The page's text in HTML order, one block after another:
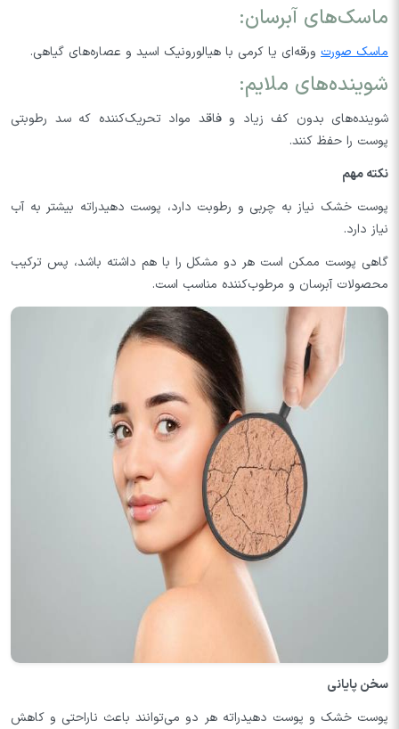
ماسک‌های آبرسان:
ماسک‌ صورت ورقه‌ای یا کرمی با هیالورونیک اسید و عصاره‌های گیاهی.
شوینده‌های ملایم:
شوینده‌های بدون کف زیاد و فاقد مواد تحریک‌کننده که سد رطوبتی
پوست را حفظ کنند.
نکته مهم
پوست خشک نیاز به چربی و رطوبت دارد، پوست دهیدراته بیشتر به آب
نیاز دارد.
گاهی پوست ممکن است هر دو مشکل را با هم داشته باشد، پس ترکیب
محصولات آبرسان و مرطوب‌کننده مناسب است.
سخن پایانی
پوست خشک و پوست دهیدراته هر دو می‌توانند باعث ناراحتی و کاهش